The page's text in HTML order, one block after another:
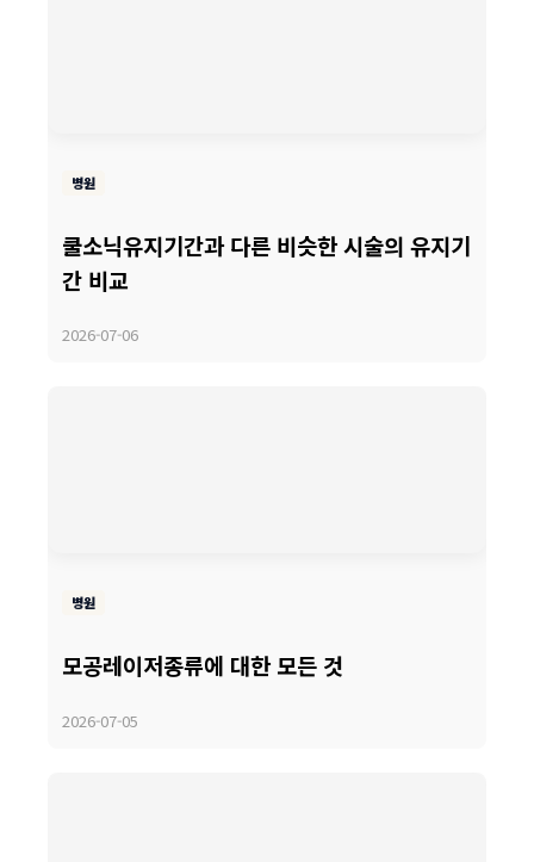
병원
쿨소닉유지기간과 다른 비슷한 시술의 유지기
간 비교
2026-07-06
병원
모공레이저종류에 대한 모든 것
2026-07-05